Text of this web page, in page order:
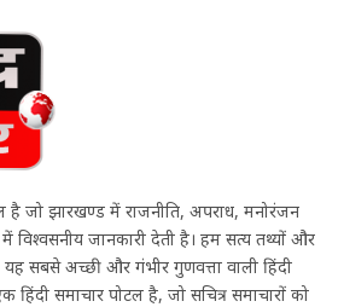
है जो झारखण्ड में राजनीति, अपराध, मनोरंजन
जानकारी देती है। हम सत्य तथ्यों और
सबसे अच्छी और गंभीर गुणवत्ता वाली हिंदी
हिंदी समाचार पोर्टल है, जो सचित्र समाचारों को